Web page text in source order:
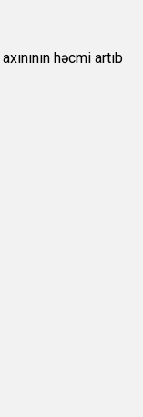
həcmi artıb